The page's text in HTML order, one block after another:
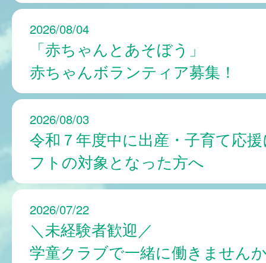
2026/08/04
「赤ちゃんとあそぼう」
赤ちゃんボランティア募集！
2026/08/03
令和７年度中に出産・子育て応
フトの対象となった方へ
2026/07/22
＼未経験者歓迎／
学童クラブで一緒に働きません